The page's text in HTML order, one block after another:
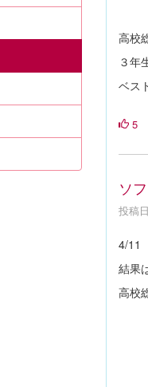
高校
３年
ベス
5
ソ
投稿
4/11
結果
高校